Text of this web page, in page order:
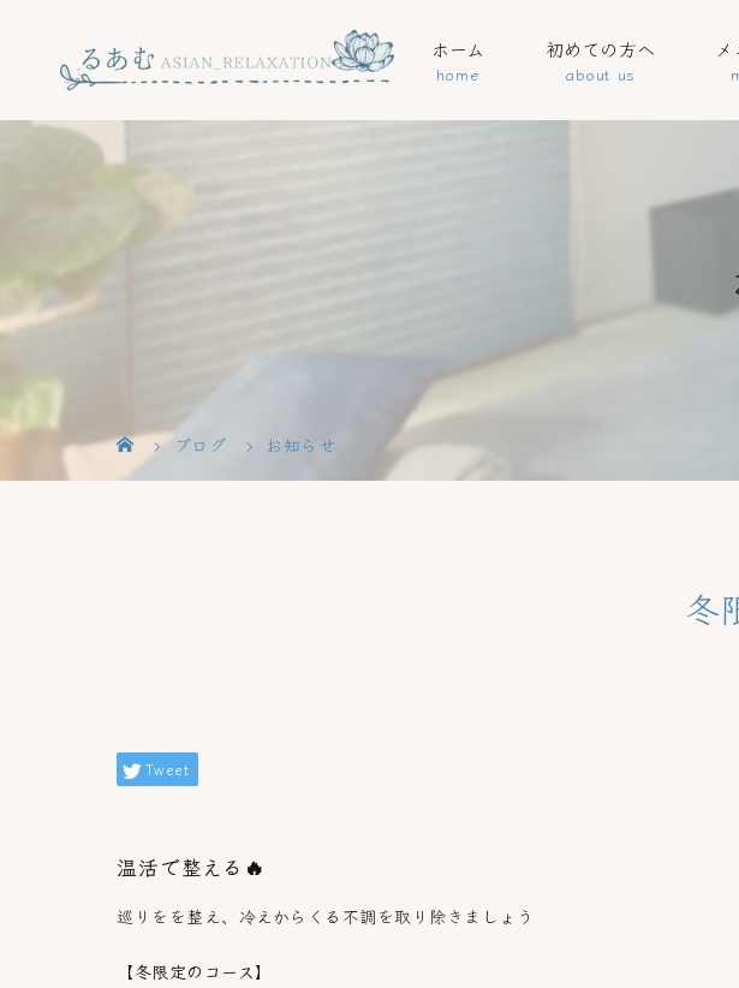
ホーム 初めての方へ
ブログ お知らせ
冬
Tweet
温活で整える🔥
巡りをを整え、冷えからくる不調を取り除きましょう
【冬限定のコース】